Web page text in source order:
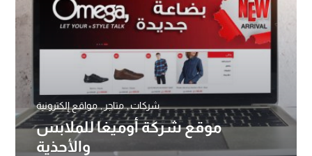
موقع شركة أوميغا للملابس
والأحذية
شركات متاجر مواقع إلكترونية